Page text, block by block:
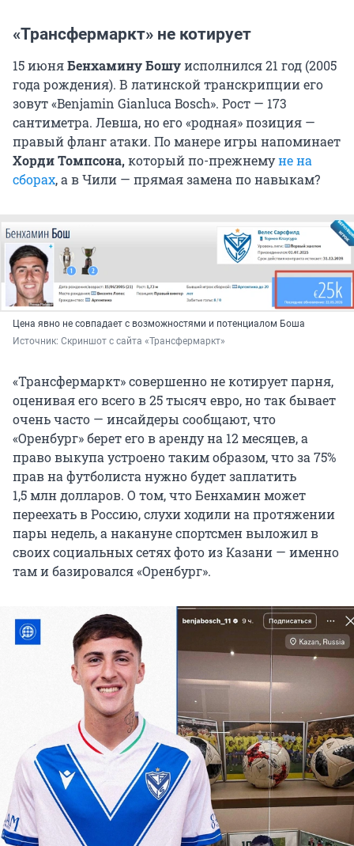
«Трансфермаркт» не котирует
15 июняБенхамину Бошуисполнился 21 год (2005
года рождения). В латинской транскрипции его
зовут «Benjamin Gianluca Bosch». Рост — 173
сантиметра. Левша, но его «родная» позиция —
правый фланг атаки. По манере игры напоминает
Хорди Томпсона,который по-прежнемуне на
сборах, а в Чили — прямая замена по навыкам?
Цена явно не совпадает с возможностями и потенциалом Боша
Источник: Скриншот с сайта «Трансфермаркт»
«Трансфермаркт» совершенно не котирует парня,
оценивая его всего в 25 тысяч евро, но так бывает
очень часто — инсайдеры сообщают, что
«Оренбург» берет его в аренду на 12 месяцев, а
право выкупа устроено таким образом, что за 75%
прав на футболиста нужно будет заплатить
1,5 млн долларов. О том, что Бенхамин может
переехать в Россию, слухи ходили на протяжении
пары недель, а накануне спортсмен выложил в
своих социальных сетях фото из Казани — именно
там и базировался «Оренбург».